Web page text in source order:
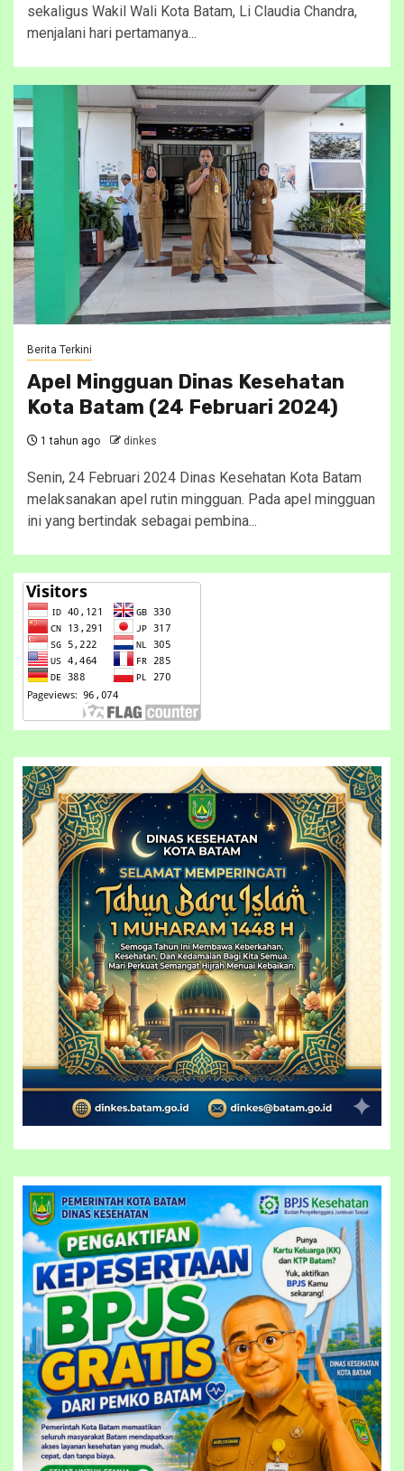
sekaligus Wakil Wali Kota Batam, Li Claudia Chandra,
menjalani hari pertamanya...
Berita Terkini
Apel Mingguan Dinas Kesehatan
Kota Batam (24 Februari 2024)
1 tahun ago dinkes
Senin, 24 Februari 2024 Dinas Kesehatan Kota Batam
melaksanakan apel rutin mingguan. Pada apel mingguan
ini yang bertindak sebagai pembina...